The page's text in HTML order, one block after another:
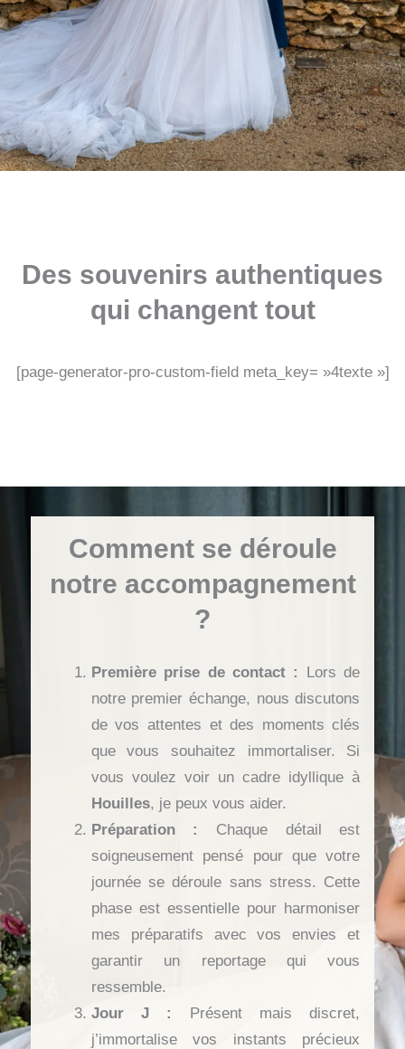
Des souvenirs authentiques
qui changent tout
[page-generator-pro-custom-field meta_key= »4texte »]
Comment se déroule
notre accompagnement
?
Première prise de contact :
Lors de
notre premier échange, nous discutons
de vos attentes et des moments clés
que vous souhaitez immortaliser. Si
vous voulez voir un cadre idyllique à
Houilles, je peux vous aider.
Préparation :
Chaque détail est
soigneusement pensé pour que votre
journée se déroule sans stress. Cette
phase est essentielle pour harmoniser
mes préparatifs avec vos envies et
garantir un reportage qui vous
ressemble.
Jour J :
Présent mais discret,
j’immortalise vos instants précieux